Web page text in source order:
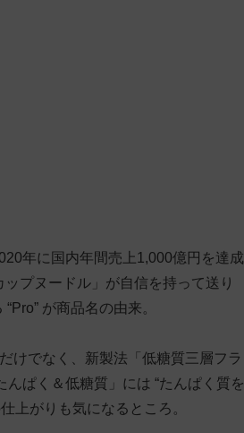
年に国内年間売上1,000億円を達成
プヌードル」が自信を持って送り
が商品名の由来。
けでなく、新製法「低糖質三層フラ
ぱく＆低糖質」には “たんぱく質を
上がりも気になるところ。